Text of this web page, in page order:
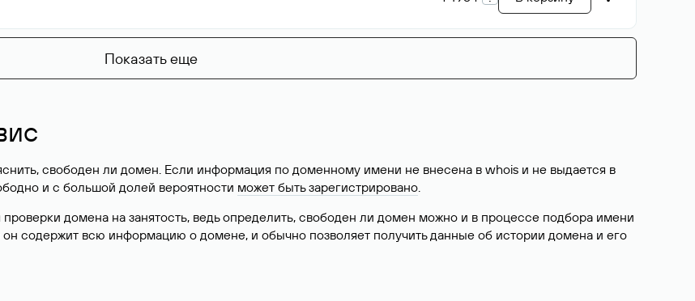
Показать еще
свободен ли домен. Если информация по доменному имени не внесена в whois и не выдается в
и с большой долей вероятности может быть зарегистрировано.
домена на занятость, ведь определить, свободен ли домен можно и в процессе подбора имени
содержит всю информацию о домене, и обычно позволяет получить данные об истории домена и его